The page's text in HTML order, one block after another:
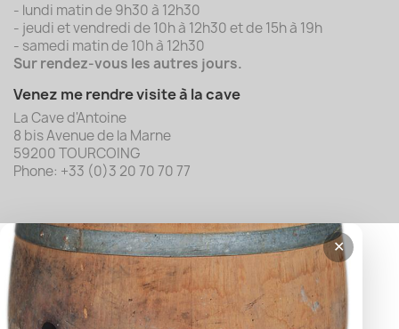
- lundi matin de 9h30 à 12h30
- jeudi et vendredi de 10h à 12h30 et de 15h à 19h
- samedi matin de 10h à 12h30
Sur rendez-vous les autres jours.
Venez me rendre visite à la cave
La Cave d'Antoine
8 bis Avenue de la Marne
59200 TOURCOING
Phone: +33 (0)3 20 70 70 77
✕